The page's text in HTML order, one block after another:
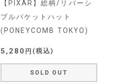
【PIXAR】総柄/リバーシ
ブルバケットハット
(PONEYCOMB TOKYO)
5,280 税込
SOLD OUT